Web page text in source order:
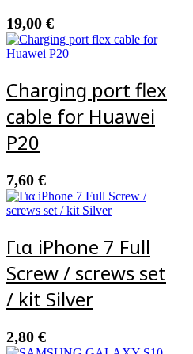
19,00 €
Charging port flex
cable for Huawei
P20
7,60 €
Για iPhone 7 Full
Screw / screws set
/ kit Silver
2,80 €